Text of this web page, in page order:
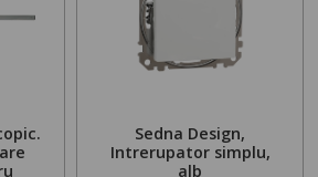
Sedna Design,
Intrerupator simplu,
alb